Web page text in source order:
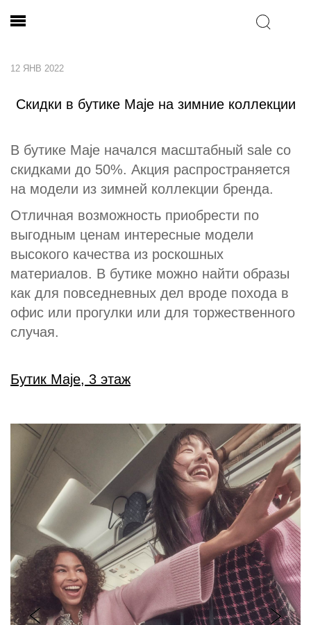
12 ЯНВ 2022
Скидки в бутике Maje на зимние коллекции
В бутике Maje начался масштабный sale со
скидками до 50%. Акция распространяется
на модели из зимней коллекции бренда.
Отличная возможность приобрести по
выгодным ценам интересные модели
высокого качества из роскошных
материалов. В бутике можно найти образы
как для повседневных дел вроде похода в
офис или прогулки или для торжественного
случая.
Бутик Maje, 3 этаж